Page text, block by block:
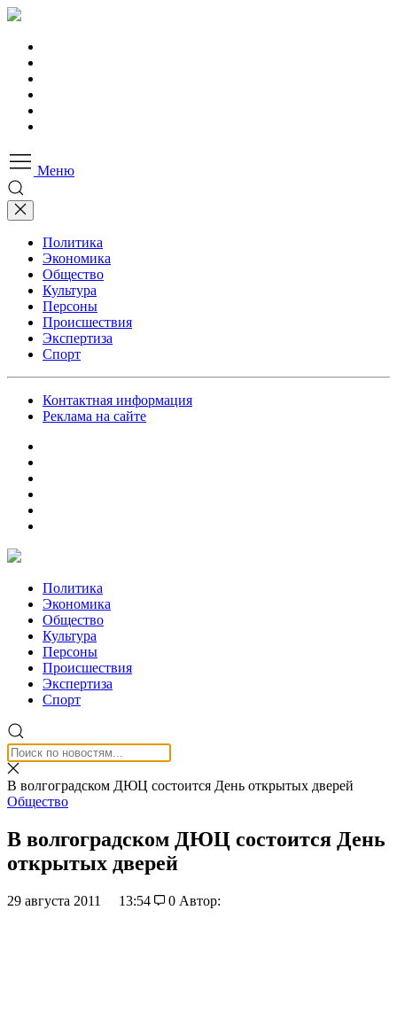
Меню
Политика
Экономика
Общество
Культура
Персоны
Происшествия
Экспертиза
Спорт
Контактная информация
Реклама на сайте
Политика
Экономика
Общество
Культура
Персоны
Происшествия
Экспертиза
Спорт
В волгоградском ДЮЦ состоится День открытых дверей
Общество
В волгоградском ДЮЦ состоится День
открытых дверей
29 августа 2011 13:54 0 Автор: